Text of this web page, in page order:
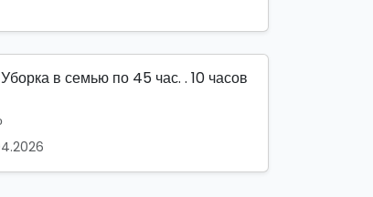
в семью по 45 час. . 10 часов